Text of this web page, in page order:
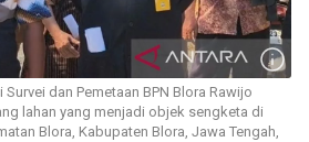
Survei dan Pemetaan BPN Blora Rawijo
lahan yang menjadi objek sengketa di
Blora, Kabupaten Blora, Jawa Tengah,